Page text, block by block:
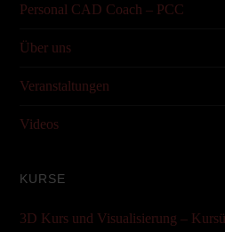
Personal CAD Coach – PCC
Über uns
Veranstaltungen
Videos
KURSE
3D Kurs und Visualisierung –